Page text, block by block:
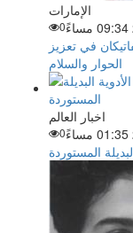
الإمارات
0
في تعزيز
الحوار والسلام
اخبار العالم
0
المستوردة